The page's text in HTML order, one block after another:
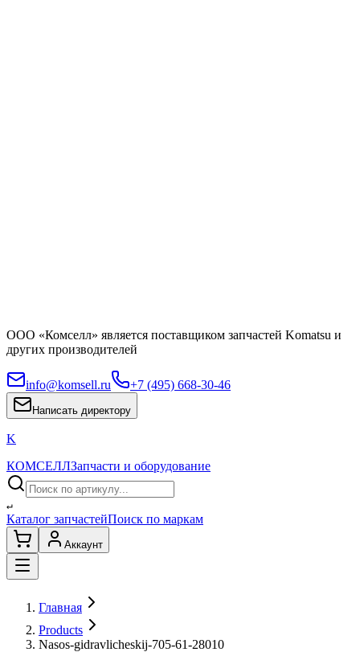
ООО «Комселл» является поставщиком запчастей Komatsu и
других производителей
info@komsell.ru +7 (495) 668-30-46
Написать директору
K
КОМСЕЛЛЗапчасти и оборудование
↵
Каталог запчастейПоиск по маркам
Аккаунт
Главная
Products
Nasos-gidravlicheskij-705-61-28010